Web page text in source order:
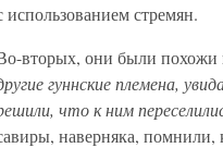
использованием стремян.
вторых, они были похожи
гуннские племена,
что к ним
наверняка,